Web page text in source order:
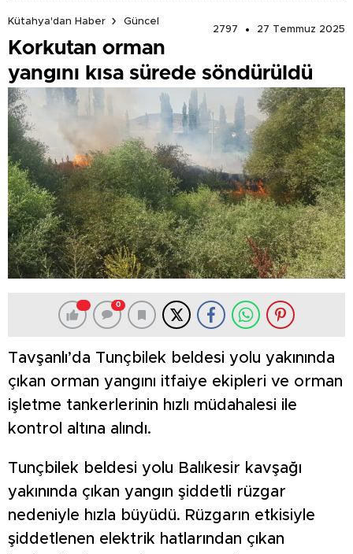
Kütahya'dan Haber
Güncel
2797
27 Temmuz 2025
Korkutan orman
yangını kısa sürede söndürüldü
0
Tavşanlı’da Tunçbilek beldesi yolu yakınında
çıkan orman yangını itfaiye ekipleri ve orman
işletme tankerlerinin hızlı müdahalesi ile
kontrol altına alındı.
Tunçbilek beldesi yolu Balıkesir kavşağı
yakınında çıkan yangın şiddetli rüzgar
nedeniyle hızla büyüdü. Rüzgarın etkisiyle
şiddetlenen elektrik hatlarından çıkan